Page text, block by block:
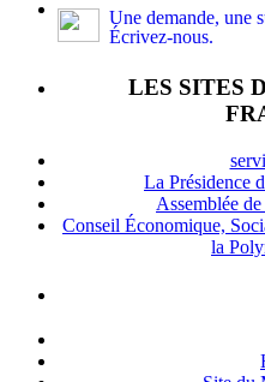
Une demande, une
Écrivez-nous.
LES SITES
La Présidence
Assemblée
Conseil Économique,
la